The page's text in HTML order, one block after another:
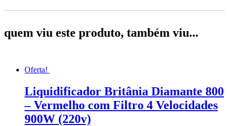
quem viu este produto, também viu...
Oferta!
Liquidificador Britânia Diamante 800
– Vermelho com Filtro 4 Velocidades
900W (220v)